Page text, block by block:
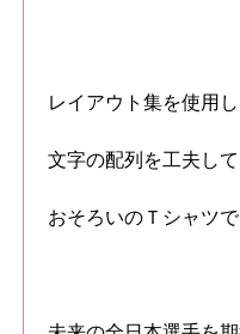
レイアウト集を使用
文字の配列を工夫し
おそろいのＴシャツ